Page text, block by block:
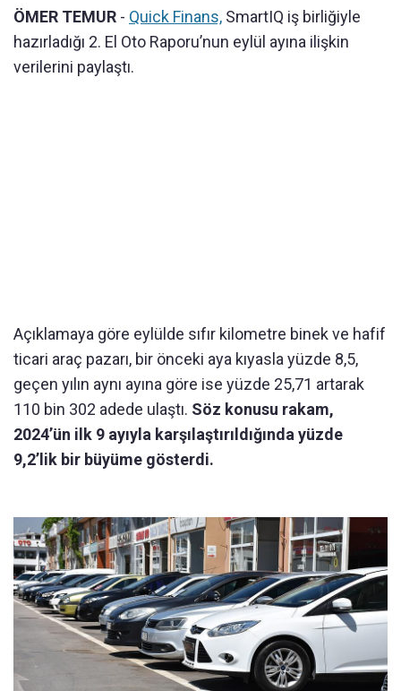
ÖMER TEMUR - Quick Finans, SmartIQ iş birliğiyle
hazırladığı 2. El Oto Raporu’nun eylül ayına ilişkin
verilerini paylaştı.
Açıklamaya göre eylülde sıfır kilometre binek ve hafif
ticari araç pazarı, bir önceki aya kıyasla yüzde 8,5,
geçen yılın aynı ayına göre ise yüzde 25,71 artarak
110 bin 302 adede ulaştı. Söz konusu rakam,
2024’ün ilk 9 ayıyla karşılaştırıldığında yüzde
9,2’lik bir büyüme gösterdi.